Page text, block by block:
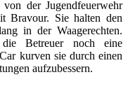
der Jugendfeuerwehr
Bravour. Sie halten den
in der Waagerechten.
Betreuer noch eine
kurven sie durch einen
aufzubessern.